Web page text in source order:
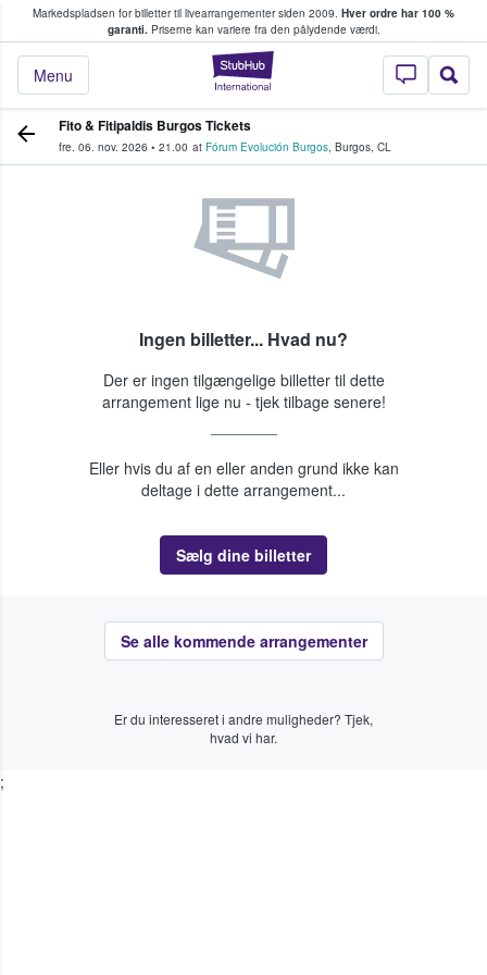
Markedspladsen for billetter til livearrangementer siden 2009. Hver ordre har 100 %
garanti.Priserne kan variere fra den pålydende værdi.
StubHub - Hvor
Menu
køber og sælger billetter
Fito & Fitipaldis Burgos Tickets
fre. 06. nov. 2026 • 21.00 at Fórum Evolución Burgos, Burgos, CL
Ingen billetter... Hvad nu?
Der er ingen tilgængelige billetter til dette
arrangement lige nu - tjek tilbage senere!
Eller hvis du af en eller anden grund ikke kan
deltage i dette arrangement...
Sælg dine billetter
Se alle kommende arrangementer
Er du interesseret i andre muligheder? Tjek,
hvad vi har.
;